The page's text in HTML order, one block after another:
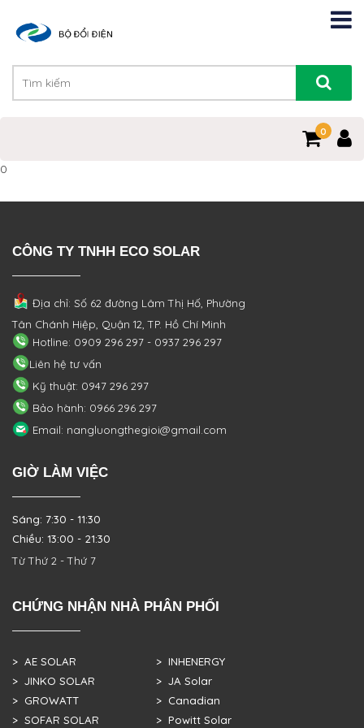
0
0
CÔNG TY TNHH ECO SOLAR
Địa chỉ: Số 62 đường Lâm Thị Hố, Phường
Tân Chánh Hiệp, Quận 12, TP. Hồ Chí Minh
Hotline: 0909 296 297 - 0937 296 297
Liên hệ tư vấn
Kỹ thuật: 0947 296 297
Bảo hành: 0966 296 297
Email: nangluongthegioi@gmail.com
GIỜ LÀM VIỆC
Sáng: 7:30 - 11:30
Chiều: 13:00 - 21:30
Từ Thứ 2 - Thứ 7
CHỨNG NHẬN NHÀ PHÂN PHỐI
> AE SOLAR
> JINKO SOLAR
> GROWATT
> SOFAR SOLAR
> INHENERGY
> JA Solar
> Canadian
> Powitt Solar